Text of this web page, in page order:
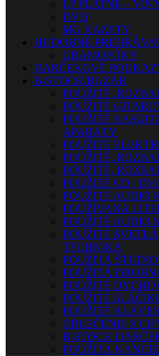
LP PLATNE –
DVD
MG KAZETY
HUDOBNÉ
GRAMOFÓNY
DARČEKOVÉ
B-STOCK/BAZÁR
POUŽITÉ,
POUŽITÉ
POUŽITÉ
APARÁTY
POUŽITÉ
POUŽITÉ,
POUŽITÉ,
POUŽITÉ CD /
POUŽITÉ AUDIO
POUŽÍVANÁ
POUŽITÉ AUDIO
POUŽITÉ
TECHNIKA
POUŽITÁ
POUŽITÁ
POUŽITÉ
POUŽITÉ
POUŽITÉ
OBLEČENIE S
B-STOCK
POUŽITÁ